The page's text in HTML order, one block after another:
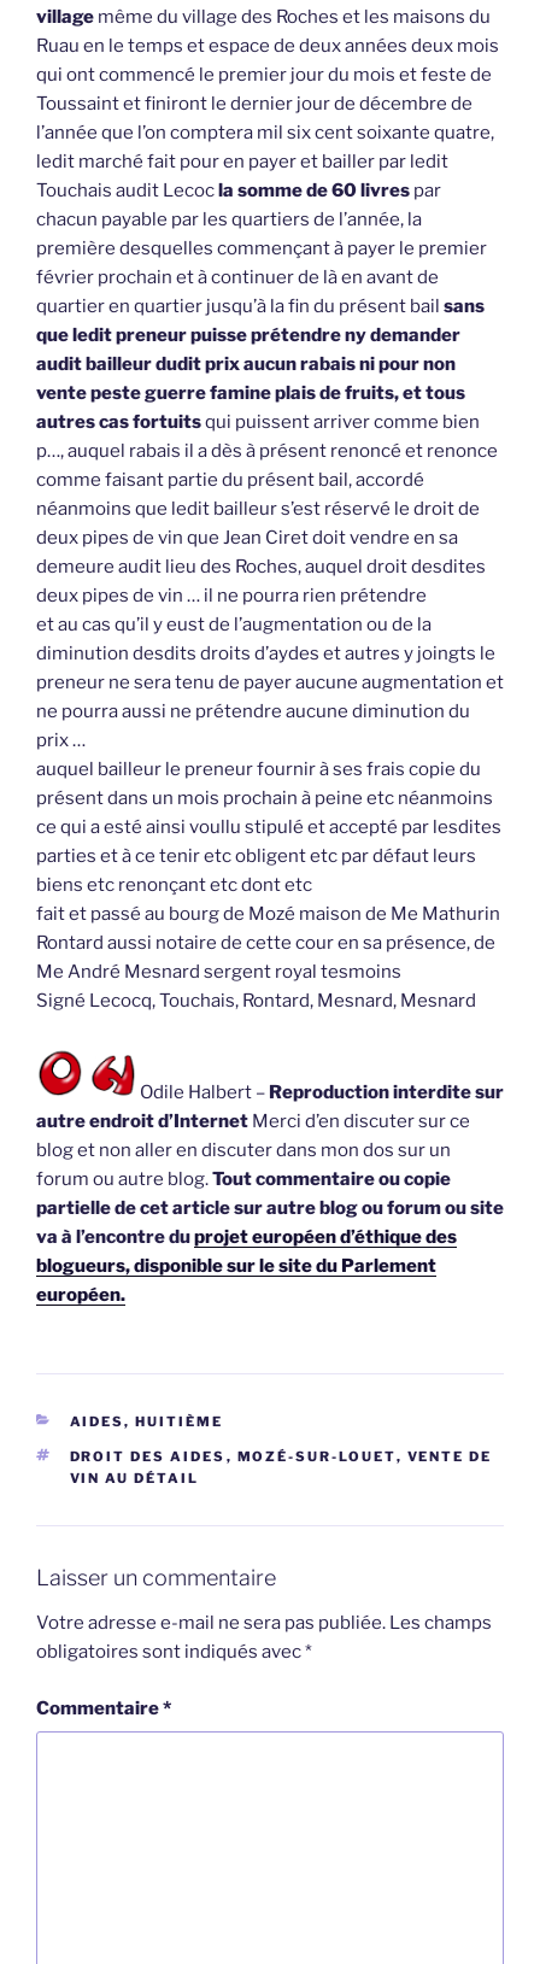
village même du village des Roches et les maisons du
Ruau en le temps et espace de deux années deux mois
qui ont commencé le premier jour du mois et feste de
Toussaint et finiront le dernier jour de décembre de
l’année que l’on comptera mil six cent soixante quatre,
ledit marché fait pour en payer et bailler par ledit
Touchais audit Lecocla somme de 60 livres par
chacun payable par les quartiers de l’année, la
première desquelles commençant à payer le premier
février prochain et à continuer de là en avant de
quartier en quartier jusqu’à la fin du présent bail sans
que ledit preneur puisse prétendre ny demander
audit bailleur dudit prix aucun rabais ni pour non
vente peste guerre famine plais de fruits, et tous
autres cas fortuitsqui puissent arriver comme bien
p…, auquel rabais il a dès à présent renoncé et renonce
comme faisant partie du présent bail, accordé
néanmoins que ledit bailleur s’est réservé le droit de
deux pipes de vin que Jean Ciret doit vendre en sa
demeure audit lieu des Roches, auquel droit desdites
deux pipes de vin … il ne pourra rien prétendre
et au cas qu’il y eust de l’augmentation ou de la
diminution desdits droits d’aydes et autres y joingts le
preneur ne sera tenu de payer aucune augmentation et
ne pourra aussi ne prétendre aucune diminution du
prix …
auquel bailleur le preneur fournir à ses frais copie du
présent dans un mois prochain à peine etc néanmoins
ce qui a esté ainsi voullu stipulé et accepté par lesdites
parties et à ce tenir etc obligent etc par défaut leurs
biens etc renonçant etc dont etc
fait et passé au bourg de Mozé maison de Me Mathurin
Rontard aussi notaire de cette cour en sa présence, de
Me André Mesnard sergent royal tesmoins
Signé Lecocq, Touchais, Rontard, Mesnard, Mesnard
Odile Halbert – Reproduction interdite sur
autre endroit d’Internet Merci d’en discuter sur ce
blog et non aller en discuter dans mon dos sur un
forum ou autre blog.Tout commentaire ou copie
partielle de cet article sur autre blog ou forum ou site
va à l’encontre duprojet européen d’éthique des
blogueurs, disponible sur le site du Parlement
européen.
CATÉGORIES
AIDES, HUITIÈME
ÉTIQUETTES
DROIT DES AIDES , MOZÉ-SUR-LOUET, VENTE DE
VIN AU DÉTAIL
Laisser un commentaire
Votre adresse e-mail ne sera pas publiée. Les champs
obligatoires sont indiqués avec*
Commentaire*